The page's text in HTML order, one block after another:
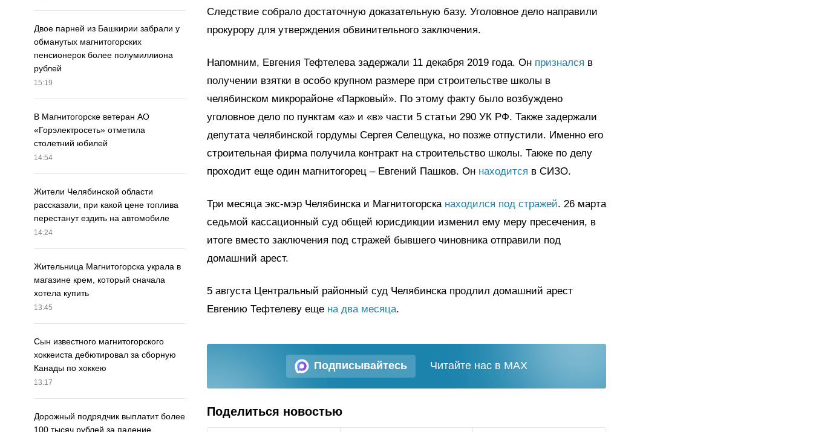
Двое парней из Башкирии забрали у
обманутых магнитогорских
пенсионерок более полумиллиона
рублей
15:19
В Магнитогорске ветеран АО
«Горэлектросеть» отметила
столетний юбилей
14:54
Жители Челябинской области
рассказали, при какой цене топлива
перестанут ездить на автомобиле
14:24
Жительница Магнитогорска украла в
магазине крем, который сначала
хотела купить
13:45
Сын известного магнитогорского
хоккеиста дебютировал за сборную
Канады по хоккею
13:17
Дорожный подрядчик выплатит более
100 тысяч рублей за падение
Следствие собрало достаточную доказательную базу. Уголовное дело направили
прокурору для утверждения обвинительного заключения.
Напомним, Евгения Тефтелева задержали 11 декабря 2019 года. Он признался в
получении взятки в особо крупном размере при строительстве школы в
челябинском микрорайоне «Парковый». По этому факту было возбуждено
уголовное дело по пунктам «а» и «в» части 5 статьи 290 УК РФ. Также задержали
депутата челябинской гордумы Сергея Селещука, но позже отпустили. Именно его
строительная фирма получила контракт на строительство школы. Также по делу
проходит еще один магнитогорец – Евгений Пашков. Он находится в СИЗО.
Три месяца экс-мэр Челябинска и Магнитогорска находился под стражей. 26 марта
седьмой кассационный суд общей юрисдикции изменил ему меру пресечения, в
итоге вместо заключения под стражей бывшего чиновника отправили под
домашний арест.
5 августа Центральный районный суд Челябинска продлил домашний арест
Евгению Тефтелеву еще на два месяца.
Подписывайтесь Читайте нас в MAX
Поделиться новостью